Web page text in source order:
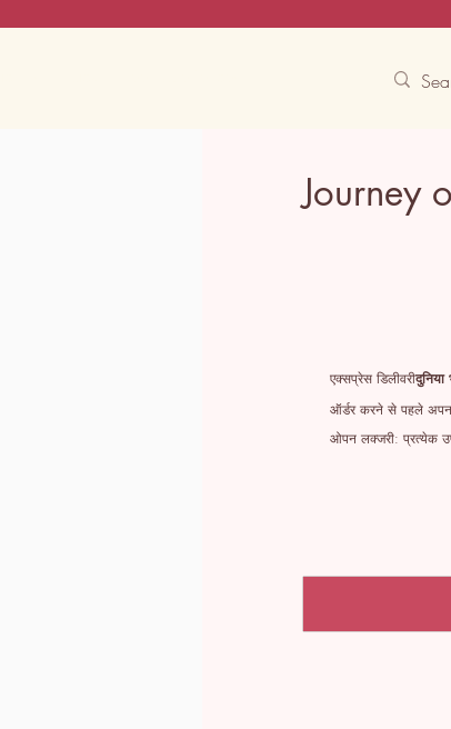
Journey
एक्सप्रेस डिलीवरी
ऑर्डर करने से पहले
ओपन लक्जरी: प्रत्येक